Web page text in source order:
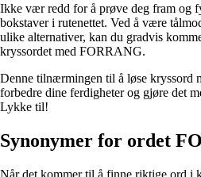
Ikke vær redd for å prøve deg fram og
bokstaver i rutenettet. Ved å være
ulike alternativer, kan du gradvis
kryssordet med FORRANG.
Denne tilnærmingen til å løse kryssord
forbedre dine ferdigheter og gjøre det
Lykke til!
Synonymer for ordet
Når det kommer til å finne riktige ord i